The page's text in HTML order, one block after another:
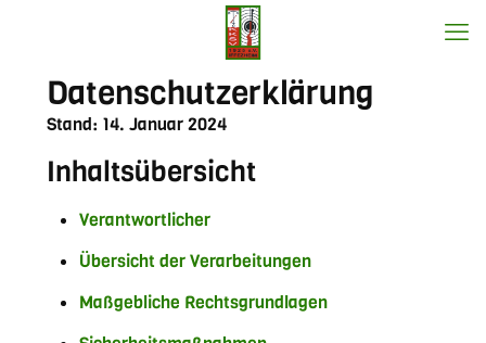
Datenschutzerklärung
Stand: 14. Januar 2024
Inhaltsübersicht
Verantwortlicher
Übersicht der Verarbeitungen
Maßgebliche Rechtsgrundlagen